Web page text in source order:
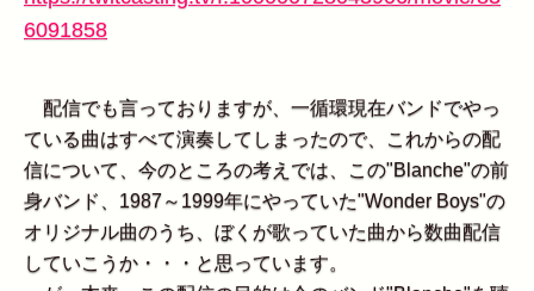
6091858
配信でも言っておりますが、一循環現在バンドでやっ
ている曲はすべて演奏してしまったので、これからの配
信について、今のところの考えでは、この"Blanche"の前
身バンド、1987～1999年にやっていた"Wonder Boys"の
オリジナル曲のうち、ぼくが歌っていた曲から数曲配信
していこうか・・・と思っています。